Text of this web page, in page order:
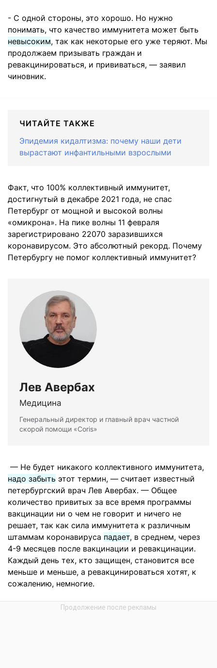
- С одной стороны, это хорошо. Но нужно
понимать, что качество иммунитета может быть
невысоким, так как некоторые его уже теряют. Мы
продолжаем призывать граждан и
ревакцинироваться, и прививаться, — заявил
чиновник.
ЧИТАЙТЕ ТАКЖЕ
Эпидемия кидалтизма: почему наши дети
вырастают инфантильными взрослыми
Факт, что 100% коллективный иммунитет,
достигнутый в декабре 2021 года, не спас
Петербург от мощной и высокой волны
«омикрона». На пике волны 11 февраля
зарегистрировано 22070 заразившихся
коронавирусом. Это абсолютный рекорд. Почему
Петербургу не помог коллективный иммунитет?
Лев Авербах
Медицина
Генеральный директор и главный врач частной
скорой помощи «Coris»
— Не будет никакого коллективного иммунитета,
надо забыть этот термин, — считает известный
петербургский врач Лев Авербах. — Общее
количество привитых за все время программы
вакцинации ни о чем не говорит и ничего не
решает, так как сила иммунитета к различным
штаммам коронавируса падает, в среднем, через
4-9 месяцев после вакцинации и ревакцинации.
Каждый день тех, кто защищен, становится все
меньше и меньше, а ревакцинироваться хотят, к
сожалению, немногие.